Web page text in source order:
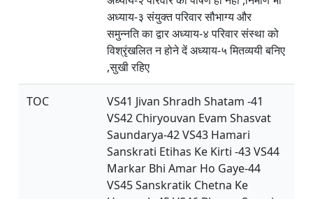
अध्याय-३ संयुक्त परिवार सौभाग्य और
समुन्नति का द्वार अध्याय-४ परिवार संस्था को
विश्रृंखलित न होने दें अध्याय-५ मितव्ययी बनिए
,सुखी रहिए
TOC
VS41 Jivan Shradh Shatam -41
VS42 Chiryouvan Evam Shasvat
Saundarya-42 VS43 Hamari
Sanskrati Etihas Ke Kirti -43 VS44
Markar Bhi Amar Ho Gaye-44
VS45 Sanskratik Chetna Ke